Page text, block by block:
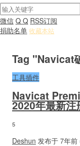
微信 Q Q RSS订阅
捐助名单 收藏本站
Tag "Navicat
工具插件
Navicat
2020年最新注
5
Deshun 发布于 7年